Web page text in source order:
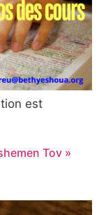
est
Tov »